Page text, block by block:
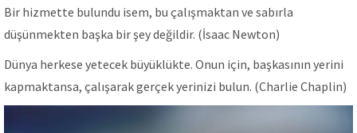
Bir hizmette bulundu isem, bu çalışmaktan ve sabırla
düşünmekten başka bir şey değildir. (İsaac Newton)
Dünya herkese yetecek büyüklükte. Onun için, başkasının yerini
kapmaktansa, çalışarak gerçek yerinizi bulun. (Charlie Chaplin)